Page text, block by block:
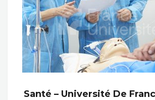
Santé – Université De